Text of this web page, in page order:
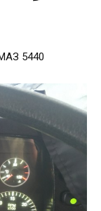
5440